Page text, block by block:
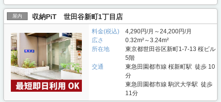
屋内 収納PiT 世田谷新町1丁目店
料金(税込)
4,290円/月～24,200円/月
広さ
0.32m²～3.24m²
所在地
東京都世田谷区新町1-7-13 桜ビル
5階
交通
東急田園都市線 桜新町駅 徒歩 10
分
東急田園都市線 駒沢大学駅 徒歩
11分